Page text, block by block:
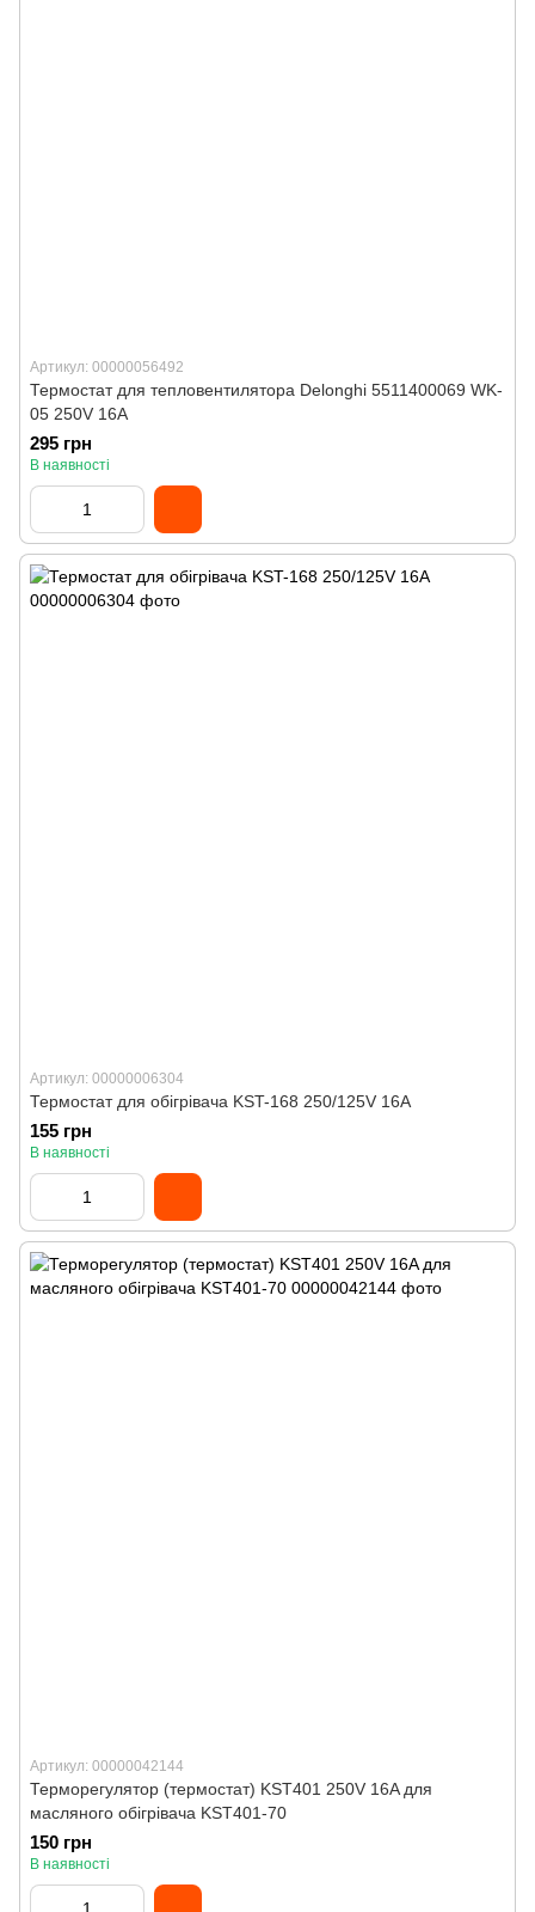
Артикул: 00000056492
Термостат для тепловентилятора Delonghi 5511400069 WK-
05 250V 16A
295 грн
В наявності
Артикул: 00000006304
Термостат для обігрівача KST-168 250/125V 16A
155 грн
В наявності
Артикул: 00000042144
Терморегулятор (термостат) KST401 250V 16A для
масляного обігрівача KST401-70
150 грн
В наявності